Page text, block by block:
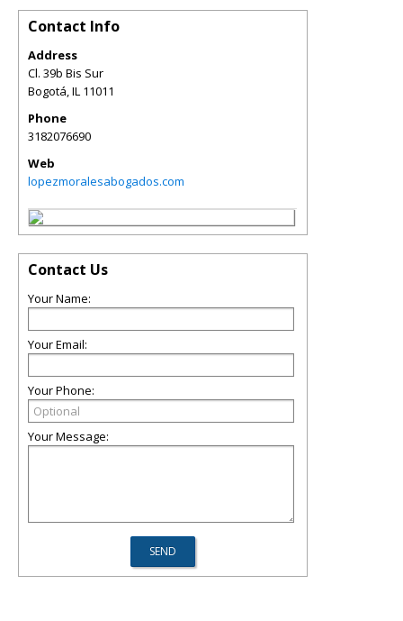
Contact Info
Address
Cl. 39b Bis Sur
Bogotá IL 11011
Phone
3182076690
Web
lopezmoralesabogados.com
Contact Us
Your Name:
Your Email:
Your Phone:
Your Message: